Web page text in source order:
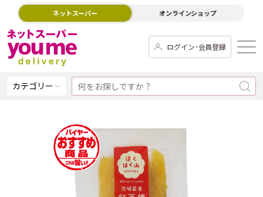
ネットスーパー オンラインショップ
ログイン･会員登録
カテゴリー